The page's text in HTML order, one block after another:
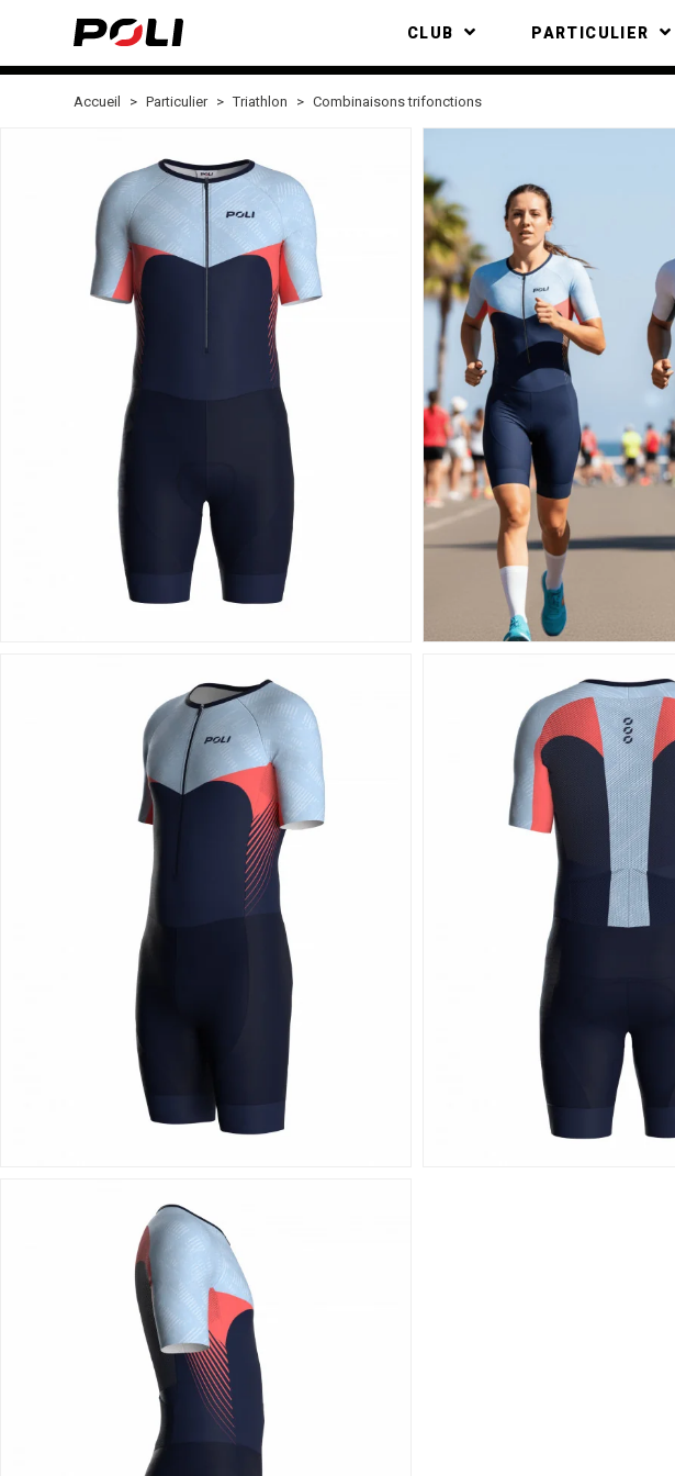
CLUB PARTICULIER
Accueil Particulier Triathlon Combinaisons trifonctions